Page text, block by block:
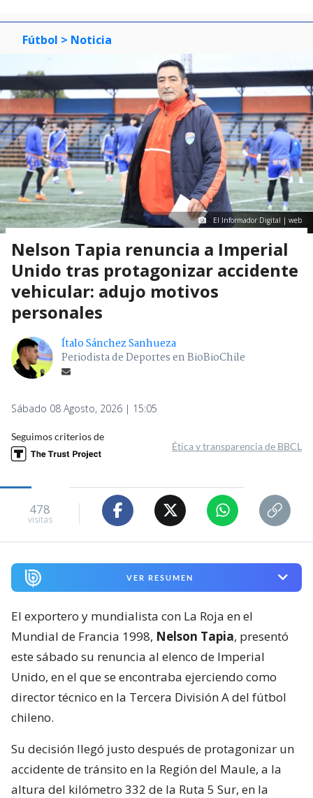
Fútbol > Noticia
El Informador Digital | web
Nelson Tapia renuncia a Imperial
Unido tras protagonizar accidente
vehicular: adujo motivos
personales
Ítalo Sánchez Sanhueza
Periodista de Deportes en BioBioChile
Sábado 08 Agosto, 2026 | 15:05
Seguimos criterios de
Ética y transparencia de BBCL
478
visitas
VER RESUMEN
El exportero y mundialista con La Roja en el
Mundial de Francia 1998, Nelson Tapia, presentó
este sábado su renuncia al elenco de Imperial
Unido, en el que se encontraba ejerciendo como
director técnico en la Tercera División A del fútbol
chileno.
Su decisión llegó justo después de protagonizar un
accidente de tránsito en la Región del Maule, a la
altura del kilómetro 332 de la Ruta 5 Sur, en la